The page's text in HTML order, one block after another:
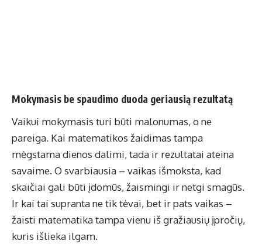
Mokymasis be spaudimo duoda geriausią rezultatą
Vaikui mokymasis turi būti malonumas, o ne
pareiga. Kai matematikos žaidimas tampa
mėgstama dienos dalimi, tada ir rezultatai ateina
savaime. O svarbiausia – vaikas išmoksta, kad
skaičiai gali būti įdomūs, žaismingi ir netgi smagūs.
Ir kai tai supranta ne tik tėvai, bet ir pats vaikas –
žaisti matematika tampa vienu iš gražiausių įpročių,
kuris išlieka ilgam.